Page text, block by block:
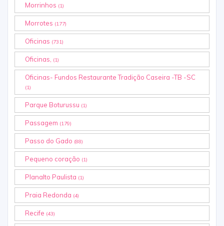
Morrinhos (1)
Morrotes (177)
Oficinas (731)
Oficinas, (1)
Oficinas- Fundos Restaurante Tradição Caseira -TB -SC
(1)
Parque Boturussu (1)
Passagem (179)
Passo do Gado (88)
Pequeno coração (1)
Planalto Paulista (1)
Praia Redonda (4)
Recife (43)